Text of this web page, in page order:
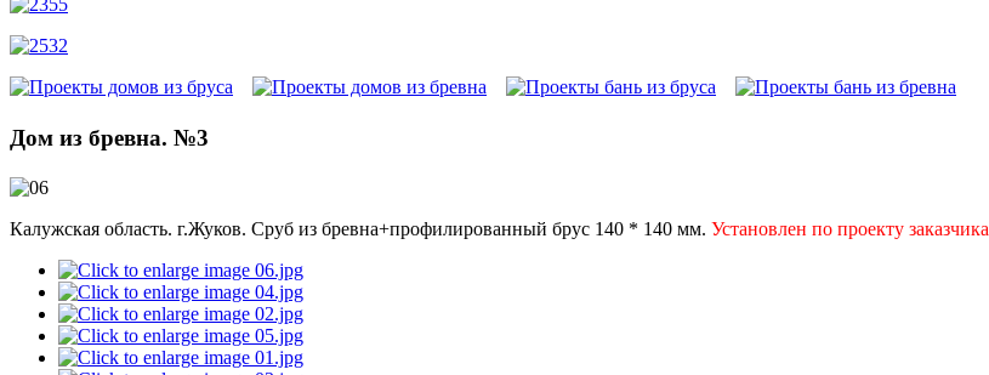
Дом из бревна. №3
Калужская область. г.Жуков. Сруб из бревна+профилированный брус 140 * 140 мм. Установлен по проекту заказчика